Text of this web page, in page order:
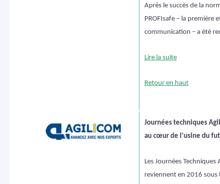
Après le succès de la
PROFIsafe – la première
communication – a été
Lire la suite
Retour en haut
Journées techniques
au cœur de l’usine du
Les Journées Techniques
reviennent en 2016 sous